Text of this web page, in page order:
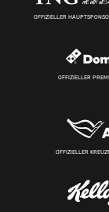
OFFIZIELLER
OFFIZIELLER
OFFIZIELLER